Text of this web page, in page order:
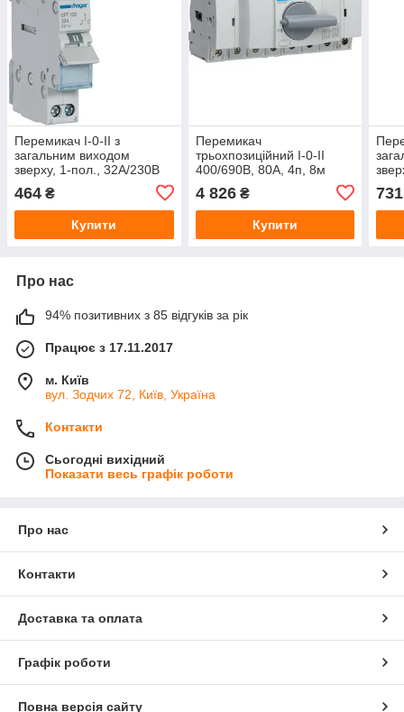
Перемикач I-0-II з
загальним виходом
зверху, 1-пол., 32А/230В
464 ₴
Купити
Перемикач
трьохпозиційний I-0-II
400/690В, 80А, 4п, 8м
4 826₴
Купити
731
Про нас
94% позитивних з 85 відгуків за рік
Працює з 17.11.2017
м. Київ
вул. Зодчих 72, Київ, Україна
Контакти
Сьогодні вихідний
Показати весь графік роботи
Про нас
Контакти
Доставка та оплата
Графік роботи
Повна версія сайту